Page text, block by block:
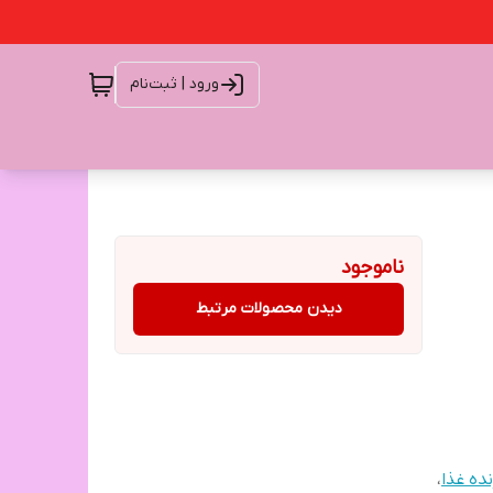
ورود | ثبت‌نام
غذا،
ناموجود
دیدن محصولات مرتبط